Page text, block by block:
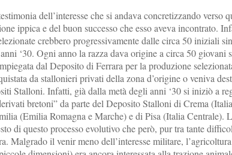
dell’interesse che si andava concretizzando verso
ippica e del buon successo che esso aveva incontrato.
crebbero progressivamente dalle circa 50 iniziali
‘30. Ogni anno la razza dava origine a circa 50 giovani
dal Deposito di Ferrara per la produzione
da stallonieri privati della zona d’origine o veniva
Stalloni. Infatti, già dalla metà degli anni ‘30 si iniziò a
bretoni” da parte del Deposito Stalloni di Crema
(Emilia Romagna e Marche) e di Pisa (Italia Centrale).
di questo processo evolutivo che però, pur tra tante
Malgrado il venir meno dell’interesse militare,